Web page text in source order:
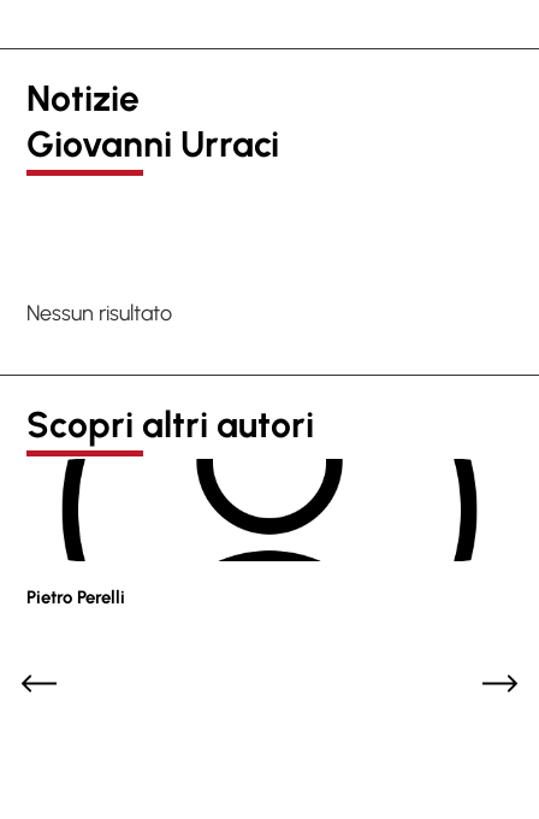
Notizie
Giovanni Urraci
Nessun risultato
Scopri altri autori
Pietro Perelli